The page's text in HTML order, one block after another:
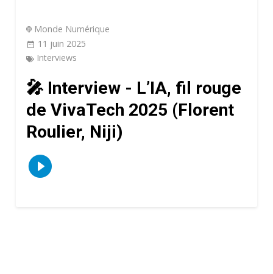
Monde Numérique
11 juin 2025
Interviews
🎤 Interview - L’IA, fil rouge
de VivaTech 2025 (Florent
Roulier, Niji)